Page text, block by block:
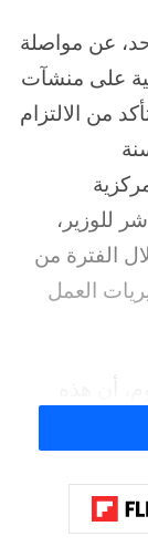
عن مواصلة
على منشآت
من الالتزام
رقم (14) لسنة
للوزير،
الفترة من
مع مديريات العمل
في إطار
لأحكام